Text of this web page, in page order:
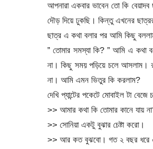
আপনারা একবার ভাবেন তো কি
দৌড় দিয়ে ঢুকছি। কিন্তু এখনের
ছাত্র এ কথা বলার পর আমি কিছু
” তোমার সমস্যা কি? ” আমি এ কথা
না। কিছু সময় পড়িয়ে চলে আসলাম।
না। আমি এমন ভিতুর কি করলাম?
দেখি প্যান্টের পকেটে মোবাইল টা
>> আমার কথা কি তোমার কানে যায়
>> সোনিয়া একটু বুঝার চেষ্টা করো।
>> আর কত বুঝবো। গত ২ বছর ধরে